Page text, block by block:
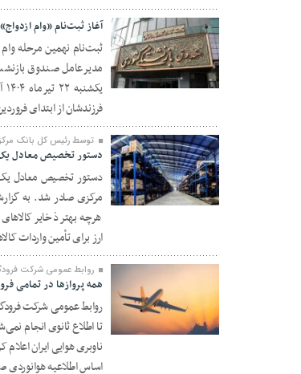
آغاز ثبت‌نام «وام ازدواج» ۶۰ میلیونی فرزندان بازنشستگان کشوری
ثبت‌نام نهمین مرحله
مدیرعامل صندوق
فرزندشان از ابتدای فروردین ۱۴۰۳ به بعد باشد، می‌توانند برای دریافت این
25 خرداد 1404
توسط رئیس کل بانک
دستور تخصیص معادل یک
دستور تخصیص معادل یک
هرچه بهتر ذخایر
ارز برای تأمین واردات
25 خرداد 1404
روابط عمومی شرکت
همه پروازها در تمامی
روابط عمومی شرکت
تا اطلاع ثانوی انجام
ناوبری هوایی ایران
اساس اطلاعیه